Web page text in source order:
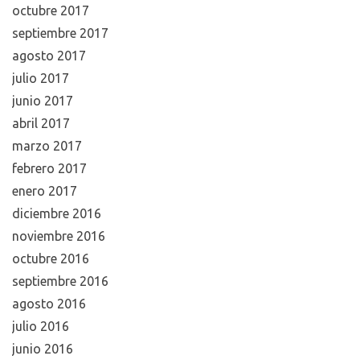
octubre 2017
septiembre 2017
agosto 2017
julio 2017
junio 2017
abril 2017
marzo 2017
febrero 2017
enero 2017
diciembre 2016
noviembre 2016
octubre 2016
septiembre 2016
agosto 2016
julio 2016
junio 2016